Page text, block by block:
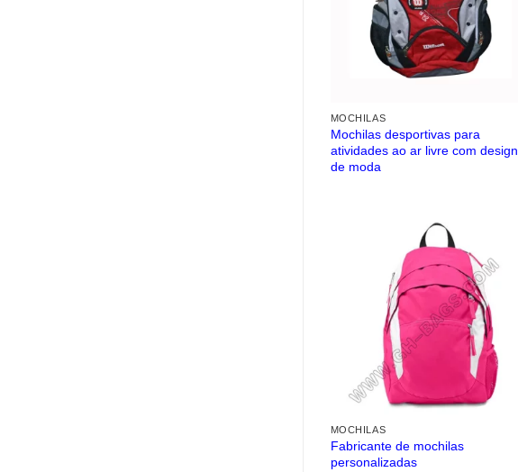
MOCHILAS
Mochilas desportivas para
atividades ao ar livre com design
de moda
MOCHILAS
Fabricante de mochilas
personalizadas